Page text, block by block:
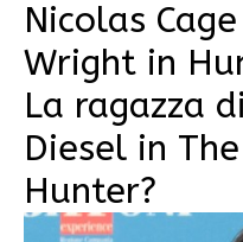
Nicolas
Wright in
La ragazza
Diesel in
Hunter?